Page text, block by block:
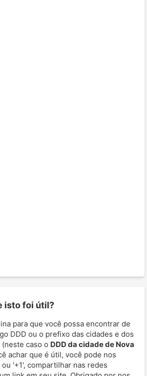
isto foi útil?
para que você possa encontrar de
DDD ou o prefixo das cidades e dos
caso o DDD da cidade de Nova
achar que é útil, você pode nos
'+1', compartilhar nas redes